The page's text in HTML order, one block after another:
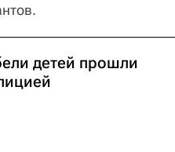
детей прошли